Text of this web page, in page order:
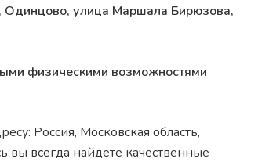
Одинцово, улица Маршала Бирюзова,
физическими возможностями
Россия, Московская область,
всегда найдете качественные